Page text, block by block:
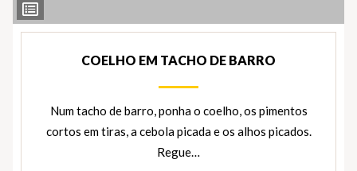
Ver
Ingredientes
COELHO EM TACHO DE BARRO
Num tacho de barro, ponha o coelho, os pimentos
cortos em tiras, a cebola picada e os alhos picados.
Regue…